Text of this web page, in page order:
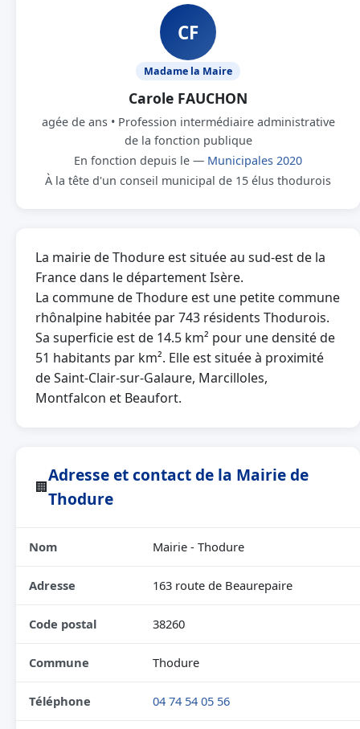
CF
Madame la Maire
Carole FAUCHON
agée de ans • Profession intermédiaire administrative
de la fonction publique
En fonction depuis le — Municipales 2020
À la tête d'un conseil municipal de 15 élus thodurois
La mairie de Thodure est située au sud-est de la
France dans le département Isère.
La commune de Thodure est une petite commune
rhônalpine habitée par 743 résidents Thodurois.
Sa superficie est de 14.5 km² pour une densité de
51 habitants par km². Elle est située à proximité
de Saint-Clair-sur-Galaure, Marcilloles,
Montfalcon et Beaufort.
🏢
Adresse et contact de la Mairie de
Thodure
Nom Mairie - Thodure
Adresse 163 route de Beaurepaire
Code postal 38260
Commune Thodure
Téléphone 04 74 54 05 56